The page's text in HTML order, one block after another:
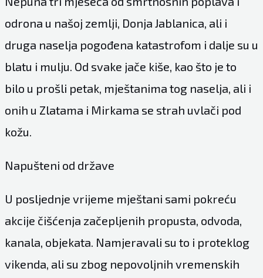
odrona u našoj zemlji, Donja Jablanica, ali i
druga naselja pogođena katastrofom i dalje su u
blatu i mulju. Od svake jače kiše, kao što je to
bilo u prošli petak, mještanima tog naselja, ali i
onih u Zlatama i Mirkama se strah uvlači pod
kožu.
Napušteni od države
U posljednje vrijeme mještani sami pokreću
akcije čišćenja začepljenih propusta, odvoda,
kanala, objekata. Namjeravali su to i proteklog
vikenda, ali su zbog nepovoljnih vremenskih